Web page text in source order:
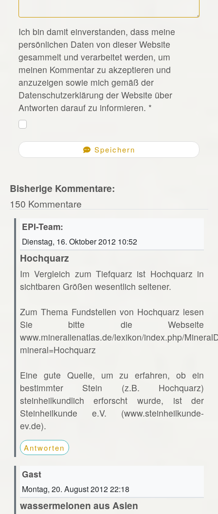
*
Ich bin damit einverstanden, dass meine
persönlichen Daten von dieser Website
gesammelt und verarbeitet werden, um
meinen Kommentar zu akzeptieren und
anzuzeigen sowie mich gemäß der
Datenschutzerklärung der Website über
Antworten darauf zu informieren. *
Speichern
Bisherige Kommentare:
150 Kommentare
EPI-Team:
Dienstag, 16. Oktober 2012 10:52
Hochquarz
Im Vergleich zum Tiefquarz ist Hochquarz in
sichtbaren Größen wesentlich seltener.
Zum Thema Fundstellen von Hochquarz lesen
Sie bitte die Webseite
www.mineralienatlas.de/lexikon/index.php/
mineral=Hochquarz
Eine gute Quelle, um zu erfahren, ob ein
bestimmter Stein (z.B. Hochquarz)
steinheilkundlich erforscht wurde, ist der
Steinheilkunde e.V. (www.steinheilkunde-
ev.de).
Antworten
Gast
Montag, 20. August 2012 22:18
wassermelonen aus Asien